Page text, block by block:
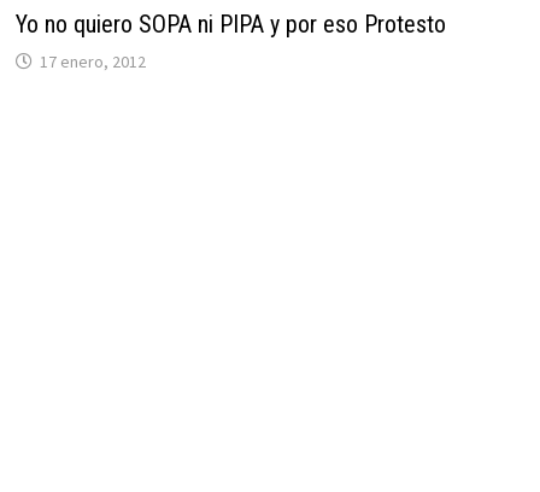
Yo no quiero SOPA ni PIPA y por eso Protesto
17 enero, 2012